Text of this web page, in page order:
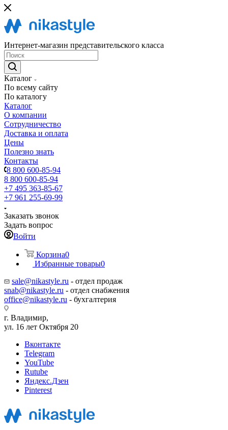
Интернет-магазин представительского класса
Каталог
По всему сайту
По каталогу
Каталог
О компании
Сотрудничество
Доставка и оплата
Цены
Полезно знать
Контакты
8 800 600-85-94
8 800 600-85-94
+7 495 363-85-67
+7 961 255-69-99
Заказать звонок
Задать вопрос
Войти
Корзина0
Избранные товары0
sale@nikastyle.ru - отдел продаж
snab@nikastyle.ru - отдел снабжения
office@nikastyle.ru - бухгалтерия
г. Владимир,
ул. 16 лет Октября 20
Вконтакте
Telegram
YouTube
Rutube
Яндекс.Дзен
Pinterest